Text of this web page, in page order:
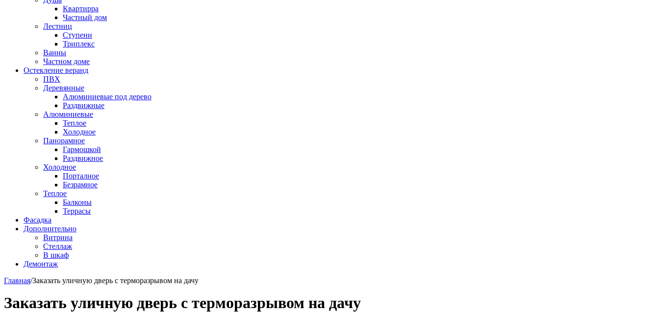
Квартирра
Частный дом
Лестниц
Ступени
Триплекс
Ванны
Частном доме
Остекление веранд
ПВХ
Деревянные
Алюминиевые под дерево
Раздвижные
Алюминиевые
Теплое
Холодное
Панорамное
Гармошкой
Раздвижное
Холодное
Порталное
Безрамное
Теплое
Балконы
Террасы
Фасадка
Дополнительно
Витрина
Стеллаж
В шкаф
Демонтаж
Главная/Заказать уличную дверь с терморазрывом на дачу
Заказать уличную дверь с терморазрывом на дачу